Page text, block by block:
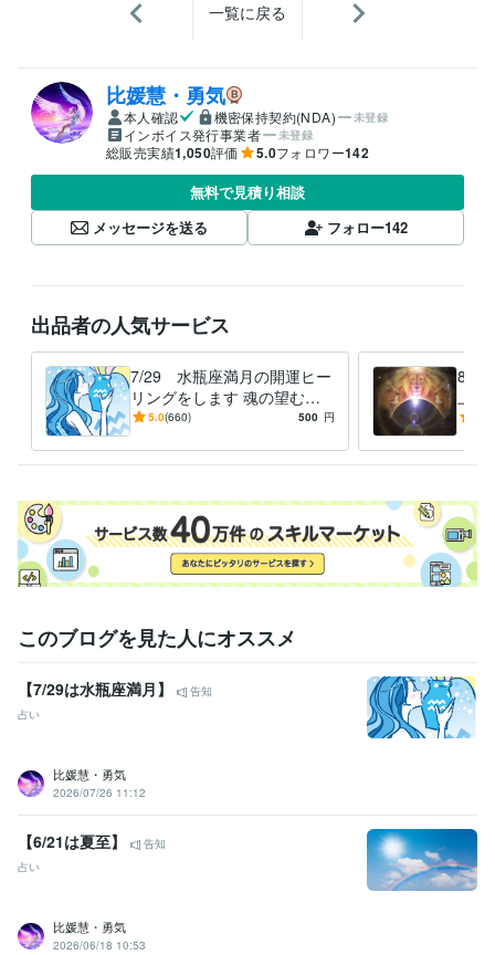
一覧に戻る
比媛慧・勇気
本人確認 機密保持契約(NDA) 未登録
インボイス発行事業者 未登録
総販売実績1,050評価 5.0フォロワー142
無料で見積り相談
メッセージを送る
フォロー142
出品者の人気サービス
7/29 水瓶座満月の開運ヒー
リングをします 魂の望む愛
と豊かさに溢れた未来へステ
5.0(660) 500 円
8/8
自身
リン
このブログを見た人にオススメ
【7/29は水瓶座満月】
告知
占い
比媛慧・勇気
2026/07/26 11:12
【6/21は夏至】
告知
占い
比媛慧・勇気
2026/06/18 10:53